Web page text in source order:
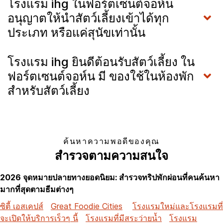
โรงแรม ihg ในฟอร์ตเซนต์จอห์น
อนุญาตให้นำสัตว์เลี้ยงเข้าได้ทุก
ประเภท หรือแค่สุนัขเท่านั้น
โรงแรม ihg ยินดีต้อนรับสัตว์เลี้ยง ใน
ฟอร์ตเซนต์จอห์น มี ของใช้ในห้องพัก
สำหรับสัตว์เลี้ยง
ค้นหาความพอดีของคุณ
สำรวจตามความสนใจ
2026 จุดหมายปลายทางยอดนิยม: สำรวจทริปพักผ่อนที่คนค้นหา
มากที่สุดตามธีมต่างๆ
ซิตี้ เอสเคปส์
Great Foodie Cities
โรงแรมใหม่และโรงแรมที่
จะเปิดให้บริการเร็วๆ นี้
โรงแรมที่มีสระว่ายน้ำ
โรงแรม